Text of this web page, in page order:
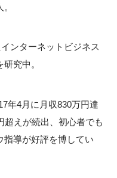
ンターネットビジネス
究中。
年4月に月収830万円達
超えが続出、初心者でも
指導が好評を博してい